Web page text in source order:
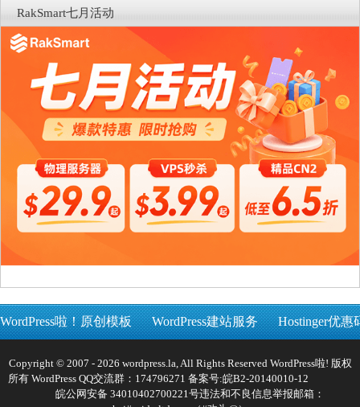
RakSmart七月活动
WordPress啦！原创模板 WordPress建站服务 Hostinger优惠
Copyright © 2007 - 2026 wordpress.la, All Rights Reserved WordPress啦! 版权
所有 WordPress QQ交流群：174796271 备案号:皖B2-20140010-12
皖公网安备 34010402700221号违法和不良信息举报邮箱：